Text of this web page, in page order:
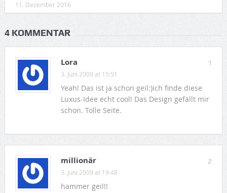
11. Dezember 2016
4 KOMMENTAR
1
Lora
3. Juni 2009 at 15:51
Yeah! Das ist ja schon geil:)Ich finde diese
Luxus-Idee echt cool! Das Design gefällt mir
schon. Tolle Seite.
2
millionär
3. Juni 2009 at 19:48
hammer geil!!